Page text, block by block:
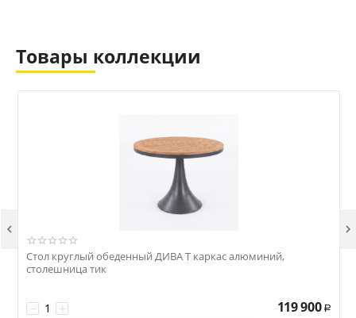
Товары коллекции
Стол круглый обеденный ДИВА Т каркас алюминий,
столешница тик
+
− 119 900 Р
 